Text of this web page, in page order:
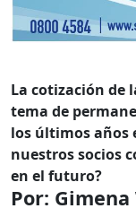
La cotización de
tema de
los últimos años
nuestros socios
en el futuro?
Por: